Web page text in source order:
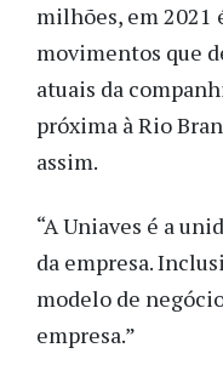
milhões, em 2021
movimentos que
atuais da
próxima à Rio
assim.
“A Uniaves é a
da empresa.
modelo de
empresa.”